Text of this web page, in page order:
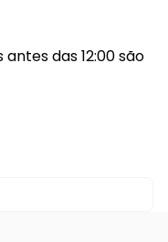
das 12:00 são